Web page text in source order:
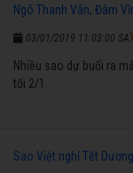
Ngô Thanh Vân, Đàm
03/01/2019 11:03:00 SA
Nhiều sao dự buổi ra
tối 2/1.
Sao Việt nghỉ Tết